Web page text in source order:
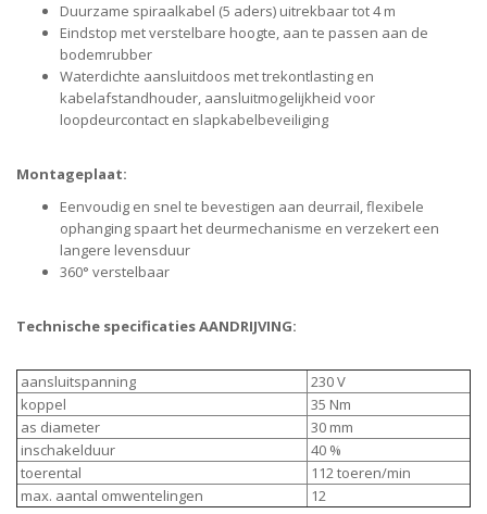
Duurzame spiraalkabel (5 aders) uitrekbaar tot 4 m
Eindstop met verstelbare hoogte, aan te passen aan de
bodemrubber
Waterdichte aansluitdoos met trekontlasting en
kabelafstandhouder, aansluitmogelijkheid voor
loopdeurcontact en slapkabelbeveiliging
Montageplaat:
Eenvoudig en snel te bevestigen aan deurrail, flexibele
ophanging spaart het deurmechanisme en verzekert een
langere levensduur
360° verstelbaar
Technische specificaties AANDRIJVING:
aansluitspanning
230 V
koppel
35 Nm
as diameter
30 mm
inschakelduur
40 %
toerental
112 toeren/min
max. aantal omwentelingen
12